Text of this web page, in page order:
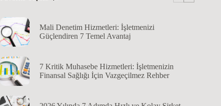
Mali Denetim Hizmetleri: İşletmenizi
Güçlendiren 7 Temel Avantaj
7 Kritik Muhasebe Hizmetleri: İşletmenizin
Finansal Sağlığı İçin Vazgeçilmez Rehber